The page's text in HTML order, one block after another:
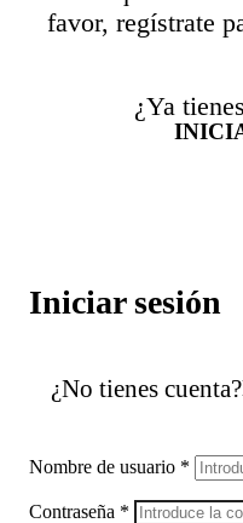
favor, regístrate
¿Ya
Iniciar sesión
¿No tienes cuenta?
Nombre de usuario *
Contraseña *